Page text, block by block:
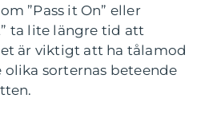
”Pass it On” eller
ta lite längre tid att
är viktigt att ha tålamod
olika sorternas beteende